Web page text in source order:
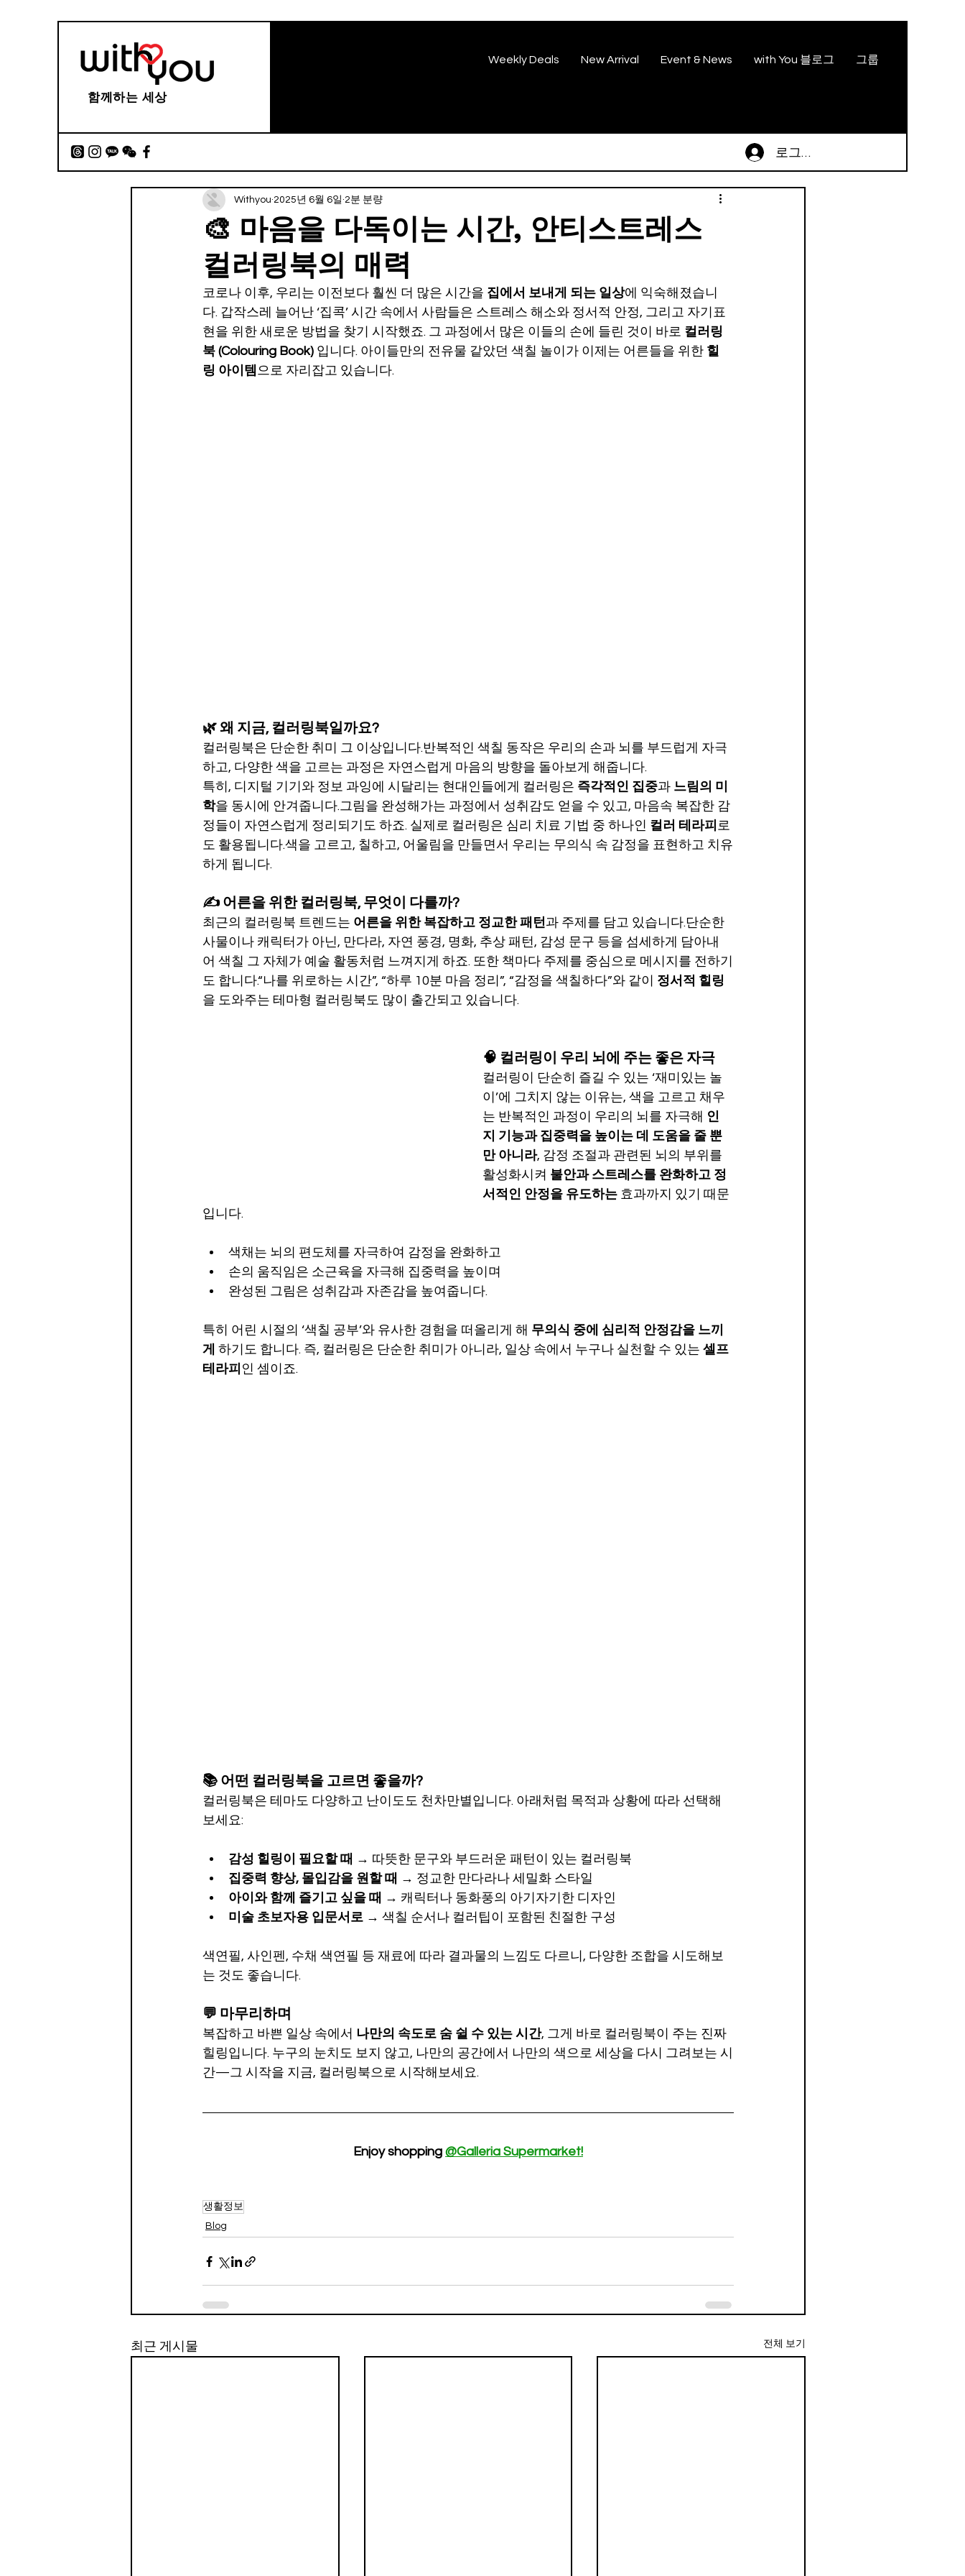
함께하는 세상
Weekly Deals New Arrival Event & News with You 블로그 그룹
로그인
🎨 마음을 다독이는 시간, 안티스트레스
컬러링북의 매력
Withyou 2025년 6월 6일 2분 분량
코로나 이후, 우리는 이전보다 훨씬 더 많은 시간을 집에서 보내게 되는 일상에 익숙해졌습니
다. 갑작스레 늘어난 ‘집콕’ 시간 속에서 사람들은 스트레스 해소와 정서적 안정, 그리고 자기표
현을 위한 새로운 방법을 찾기 시작했죠. 그 과정에서 많은 이들의 손에 들린 것이 바로 컬러링
북 (Colouring Book) 입니다. 아이들만의 전유물 같았던 색칠 놀이가 이제는 어른들을 위한 힐
링 아이템 으로 자리잡고 있습니다.
🌿 왜 지금, 컬러링북일까요?
컬러링북은 단순한 취미 그 이상입니다.반복적인 색칠 동작은 우리의 손과 뇌를 부드럽게 자극
하고, 다양한 색을 고르는 과정은 자연스럽게 마음의 방향을 돌아보게 해줍니다.
특히, 디지털 기기와 정보 과잉에 시달리는 현대인들에게 컬러링은 즉각적인 집중과 느림의 미
학을 동시에 안겨줍니다.그림을 완성해가는 과정에서 성취감도 얻을 수 있고, 마음속 복잡한 감
정들이 자연스럽게 정리되기도 하죠. 실제로 컬러링은 심리 치료 기법 중 하나인 컬러 테라피 로
도 활용됩니다.색을 고르고, 칠하고, 어울림을 만들면서 우리는 무의식 속 감정을 표현하고 치유
하게 됩니다.
✍️ 어른을 위한 컬러링북, 무엇이 다를까?
최근의 컬러링북 트렌드는 어른을 위한 복잡하고 정교한 패턴 과 주제를 담고 있습니다.단순한
사물이나 캐릭터가 아닌, 만다라, 자연 풍경, 명화, 추상 패턴, 감성 문구 등을 섬세하게 담아내
어 색칠 그 자체가 예술 활동처럼 느껴지게 하죠. 또한 책마다 주제를 중심으로 메시지를 전하기
도 합니다.“나를 위로하는 시간”, “하루 10분 마음 정리”, “감정을 색칠하다”와 같이 정서적 힐링
을 도와주는 테마형 컬러링북도 많이 출간되고 있습니다.
🧠 컬러링이 우리 뇌에 주는 좋은 자극
컬러링이 단순히 즐길 수 있는 ‘재미있는 놀
이’에 그치지 않는 이유는, 색을 고르고 채우
는 반복적인 과정이 우리의 뇌를 자극해 인
지 기능과 집중력을 높이는 데 도움을 줄 뿐
만 아니라, 감정 조절과 관련된 뇌의 부위를
활성화시켜 불안과 스트레스를 완화하고 정
서적인 안정을 유도하는 효과까지 있기 때문
입니다.
색채는 뇌의 편도체를 자극하여 감정을 완화하고
손의 움직임은 소근육을 자극해 집중력을 높이며
완성된 그림은 성취감과 자존감을 높여줍니다.
특히 어린 시절의 ‘색칠 공부’와 유사한 경험을 떠올리게 해 무의식 중에 심리적 안정감을 느끼
게 하기도 합니다. 즉, 컬러링은 단순한 취미가 아니라, 일상 속에서 누구나 실천할 수 있는 셀프
테라피 인 셈이죠.
📚 어떤 컬러링북을 고르면 좋을까?
컬러링북은 테마도 다양하고 난이도도 천차만별입니다. 아래처럼 목적과 상황에 따라 선택해
보세요:
감성 힐링이 필요할 때 → 따뜻한 문구와 부드러운 패턴이 있는 컬러링북
집중력 향상, 몰입감을 원할 때 → 정교한 만다라나 세밀화 스타일
아이와 함께 즐기고 싶을 때 → 캐릭터나 동화풍의 아기자기한 디자인
미술 초보자용 입문서로 → 색칠 순서나 컬러팁이 포함된 친절한 구성
색연필, 사인펜, 수채 색연필 등 재료에 따라 결과물의 느낌도 다르니, 다양한 조합을 시도해보
는 것도 좋습니다.
💬 마무리하며
복잡하고 바쁜 일상 속에서 나만의 속도로 숨 쉴 수 있는 시간, 그게 바로 컬러링북이 주는 진짜
힐링입니다. 누구의 눈치도 보지 않고, 나만의 공간에서 나만의 색으로 세상을 다시 그려보는 시
간—그 시작을 지금, 컬러링북으로 시작해보세요.
Enjoy shopping @Galleria Supermarket!
생활정보
Blog
최근 게시물 전체 보기